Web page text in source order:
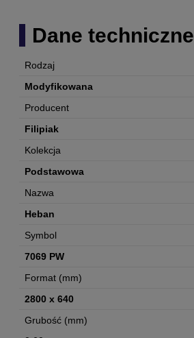
Dane techniczne
Rodzaj
Modyfikowana
Producent
Filipiak
Kolekcja
Podstawowa
Nazwa
Heban
Symbol
7069 PW
Format (mm)
2800 x 640
Grubość (mm)